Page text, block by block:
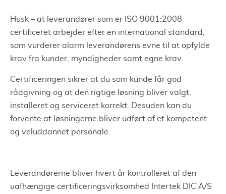
Husk – at leverandører som er ISO 9001:2008
certificeret arbejder efter en international standard,
som vurderer alarm leverandørens evne til at opfylde
krav fra kunder, myndigheder samt egne krav.
Certificeringen sikrer at du som kunde får god
rådgivning og at den rigtige løsning bliver valgt,
installeret og serviceret korrekt. Desuden kan du
forvente at løsningerne bliver udført af et kompetent
og veluddannet personale.
Leverandørerne bliver hvert år kontrolleret af den
uafhængige certificeringsvirksomhed Intertek DIC A/S